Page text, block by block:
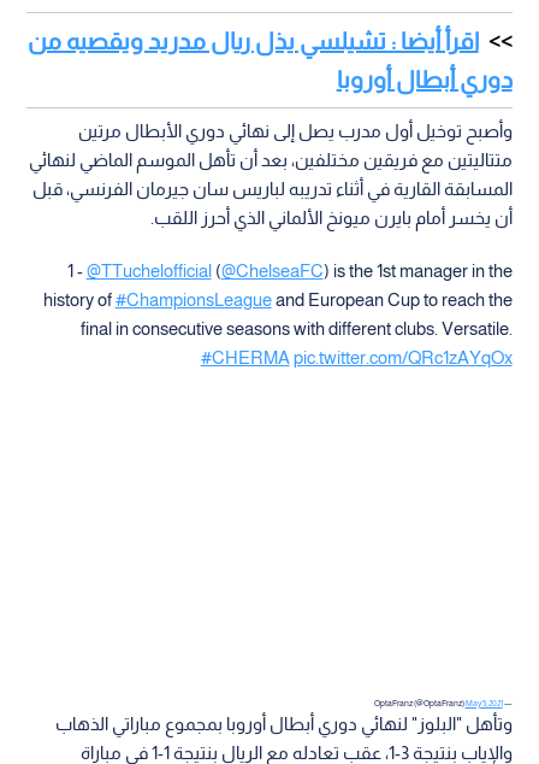
اقرأ أيضا : تشيلسي يذل ريال مدريد ويقصيه من
دوري أبطال أوروبا
وأصبح توخيل أول مدرب يصل إلى نهائي دوري الأبطال مرتين
متتاليتين مع فريقين مختلفين، بعد أن تأهل الموسم الماضي لنهائي
المسابقة القارية في أثناء تدريبه لباريس سان جيرمان الفرنسي، قبل
أن يخسر أمام بايرن ميونخ الألماني الذي أحرز اللقب.
1 -@TTuchelofficial(@ChelseaFC) is the 1st manager in the
history of#ChampionsLeagueand European Cup to reach the
final in consecutive seasons with different clubs. Versatile.
#CHERMA pic.twitter.com/QRc1zAYqOx
— OptaFranz (@OptaFranz)
May 5, 2021
وتأهل "البلوز" لنهائي دوري أبطال أوروبا بمجموع مباراتي الذهاب
والإياب بنتيجة 3-1، عقب تعادله مع الريال بنتيجة 1-1 في مباراة